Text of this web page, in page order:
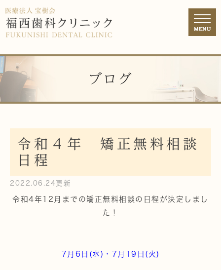
ブログ
令和４年 矯正無料相談
日程
2022.06.24更新
令和4年12月までの矯正無料相談の日程が決定しまし
た！
7月6日(水)・7月19日(火)